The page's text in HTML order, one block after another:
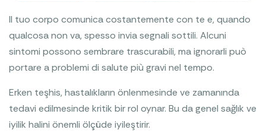
Il tuo corpo comunica costantemente con te e, quando
qualcosa non va, spesso invia segnali sottili. Alcuni
sintomi possono sembrare trascurabili, ma ignorarli può
portare a problemi di salute più gravi nel tempo.
Erken teşhis, hastalıkların önlenmesinde ve zamanında
tedavi edilmesinde kritik bir rol oynar. Bu da genel sağlık ve
iyilik halini önemli ölçüde iyileştirir.